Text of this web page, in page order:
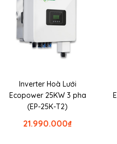
Inverter Hoà Lưới
Ecopower 25KW 3 pha
(EP-25K-T2)
₫
21.990.000